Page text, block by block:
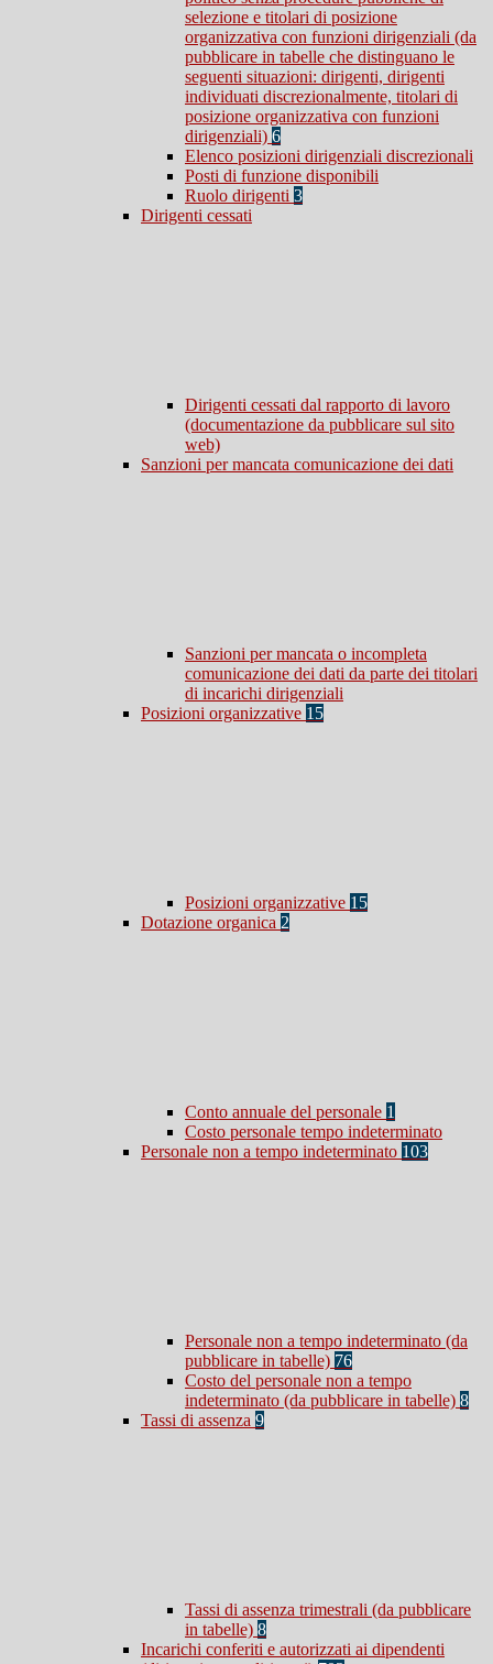
selezione e titolari di posizione
organizzativa con funzioni dirigenziali (da
pubblicare in tabelle che distinguano le
seguenti situazioni: dirigenti, dirigenti
individuati discrezionalmente, titolari di
posizione organizzativa con funzioni
dirigenziali) 6
Elenco posizioni dirigenziali discrezionali
Posti di funzione disponibili
Ruolo dirigenti 3
Dirigenti cessati
Dirigenti cessati dal rapporto di lavoro
(documentazione da pubblicare sul sito
web)
Sanzioni per mancata comunicazione dei dati
Sanzioni per mancata o incompleta
comunicazione dei dati da parte dei titolari
di incarichi dirigenziali
Posizioni organizzative 15
Posizioni organizzative 15
Dotazione organica 2
Conto annuale del personale 1
Costo personale tempo indeterminato
Personale non a tempo indeterminato 103
Personale non a tempo indeterminato (da
pubblicare in tabelle) 76
Costo del personale non a tempo
indeterminato (da pubblicare in tabelle) 8
Tassi di assenza 9
Tassi di assenza trimestrali (da pubblicare
in tabelle) 8
Incarichi conferiti e autorizzati ai dipendenti